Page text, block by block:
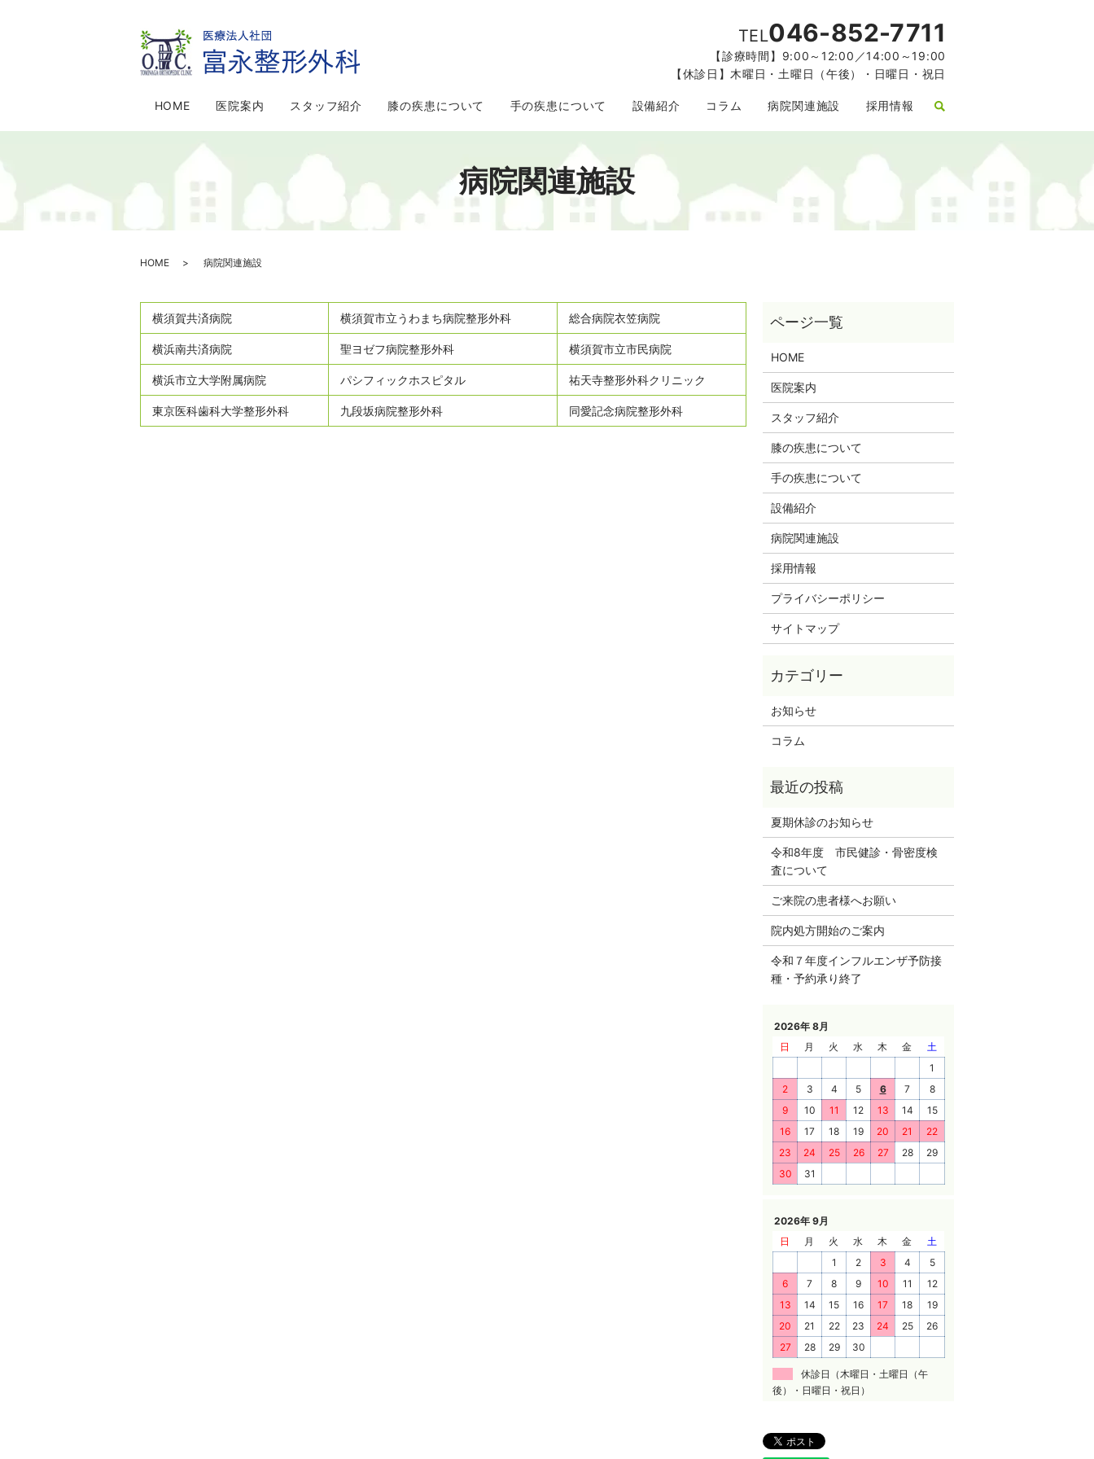
HOME 医院案内 スタッフ紹介 膝の疾患について 手の疾患について 設備紹介 コラム 病院関連施設 採用情報
TEL046-852-7711
【診療時間】9:00～12:00／14:00～19:00
【休診日】木曜日・土曜日（午後）・日曜日・祝日
病院関連施設
HOME 病院関連施設
横須賀共済病院 横須賀市立うわまち病院整形外科 総合病院衣笠病院
横浜南共済病院 聖ヨゼフ病院整形外科 横須賀市立市民病院
横浜市立大学附属病院 パシフィックホスピタル 祐天寺整形外科クリニック
東京医科歯科大学整形外科 九段坂病院整形外科 同愛記念病院整形外科
HOME
医院案内
スタッフ紹介
膝の疾患について
手の疾患について
設備紹介
病院関連施設
採用情報
プライバシーポリシー
サイトマップ
お知らせ
コラム
夏期休診のお知らせ
令和8年度 市民健診・骨密度検
査について
ご来院の患者様へお願い
院内処方開始のご案内
令和７年度インフルエンザ予防接
種・予約承り終了
2026年 8月
日
月 火 水 木 金
土
1
2
3 4 5 6 7
8
9
10 11 12 13 14
15
16
17 18 19 20 21
22
23
24 25 26 27 28
29
30
31
2026年 9月
日
月 火 水 木 金
土
1
2 3 4
5
6
7 8 9 10 11
12
13
14 15 16 17 18
19
20
21 22 23 24 25
26
27
28 29 30
休診日（木曜日・土曜日（午
後）・日曜日・祝日）